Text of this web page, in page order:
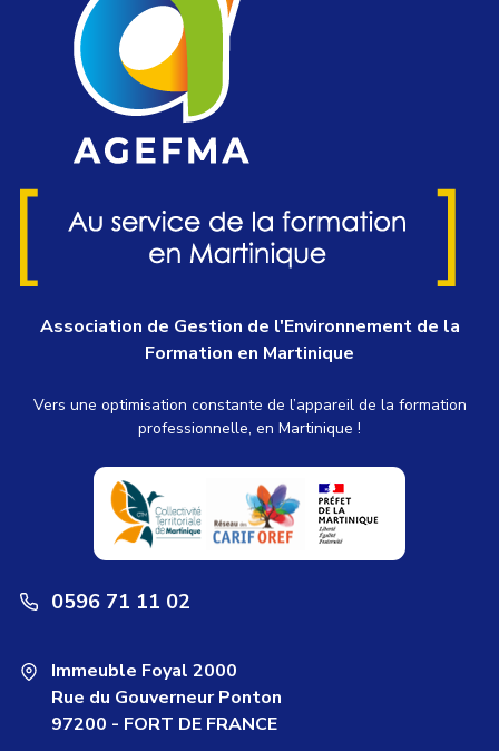
Association de Gestion de l'Environnement de la
Formation en Martinique
Vers une optimisation constante de l’appareil de la formation
professionnelle, en Martinique !
0596 71 11 02
Immeuble Foyal 2000
Rue du Gouverneur Ponton
97200 - FORT DE FRANCE